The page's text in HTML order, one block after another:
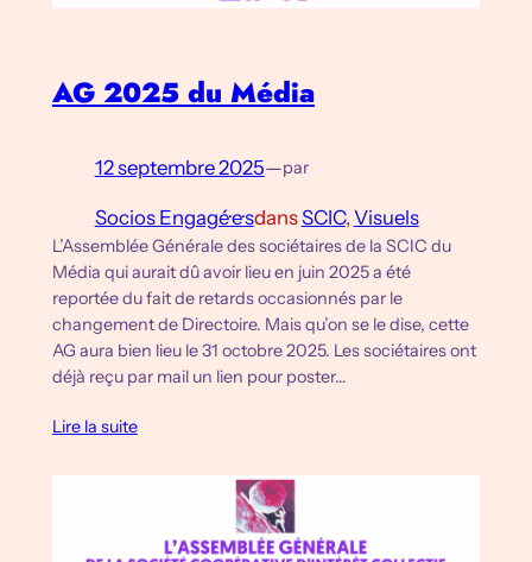
AG 2025 du Média
12 septembre 2025—par
Socios Engagé·e·sdansSCIC, Visuels
L’Assemblée Générale des sociétaires de la SCIC du
Média qui aurait dû avoir lieu en juin 2025 a été
reportée du fait de retards occasionnés par le
changement de Directoire. Mais qu’on se le dise, cette
AG aura bien lieu le 31 octobre 2025. Les sociétaires ont
déjà reçu par mail un lien pour poster…
Lire la suite